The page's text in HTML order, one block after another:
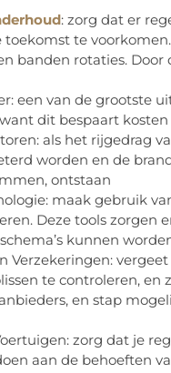
: zorg dat er
toekomst te
banden rotaties.
een van de grootste
dit bespaart
als het rijgedrag
worden en de
ontstaan
maak gebruik
Deze tools zorgen
kunnen
Verzekeringen:
te controleren, en
en stap
zorg dat je
aan de behoeften